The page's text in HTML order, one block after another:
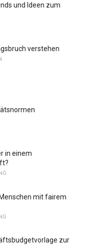
und Ideen zum
verstehen
in einem
mit fairem
zur